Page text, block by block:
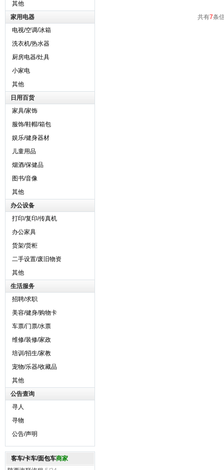
其他
家用电器
电视/空调/冰箱
洗衣机/热水器
厨房电器/灶具
小家电
其他
日用百货
家具/家饰
服饰/鞋帽/箱包
娱乐/健身器材
儿童用品
烟酒/保健品
图书/音像
其他
办公设备
打印/复印/传真机
办公家具
货架/货柜
二手设置/废旧物资
其他
生活服务
招聘/求职
美容/健身/购物卡
车票/门票/水票
维修/装修/家政
培训/招生/家教
宠物/乐器/收藏品
其他
公告查询
寻人
寻物
公告/声明
客车/卡车/面包车商家
共有7条